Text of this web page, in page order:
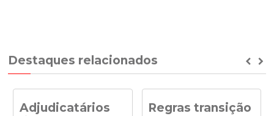
Destaques relacionados
Adjudicatários
Regras transição